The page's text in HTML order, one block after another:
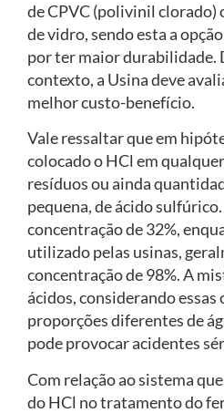
de CPVC (polivinil clorado)
de vidro, sendo esta a
por ter maior durabilidade.
contexto, a Usina deve
melhor custo-benefício.
Vale ressaltar que em
colocado o HCl em
resíduos ou ainda
pequena, de ácido
concentração de 32%,
utilizado pelas usinas,
concentração de 98%. A
ácidos, considerando essas
proporções diferentes de
pode provocar acidentes
Com relação ao sistema
do HCl no tratamento do